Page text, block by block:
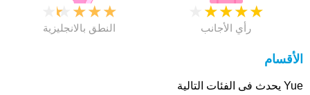
★
★
★
★
النطق بالانجليزية
★
★
★
★
رأي الأجانب
الأقسام
Yue يحدث فى الفئات التالية